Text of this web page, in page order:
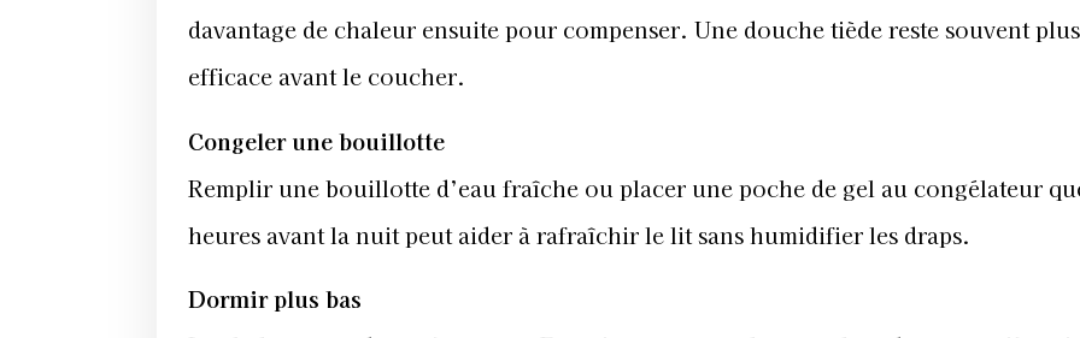
davantage de chaleur ensuite pour compenser. Une douche tiède reste souvent plus
efficace avant le coucher.
Congeler une bouillotte
Remplir une bouillotte d’eau fraîche ou placer une poche de gel au congélateur
heures avant la nuit peut aider à rafraîchir le lit sans humidifier les draps.
Dormir plus bas